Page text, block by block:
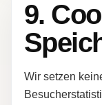
9.
Wir setzen